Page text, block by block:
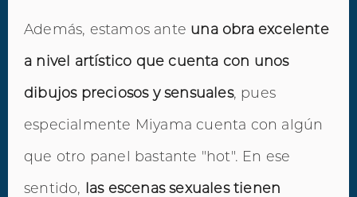
Además, estamos ante una obra excelente
a nivel artístico que cuenta con unos
dibujos preciosos y sensuales, pues
especialmente Miyama cuenta con algún
que otro panel bastante "hot". En ese
sentido, las escenas sexuales tienen